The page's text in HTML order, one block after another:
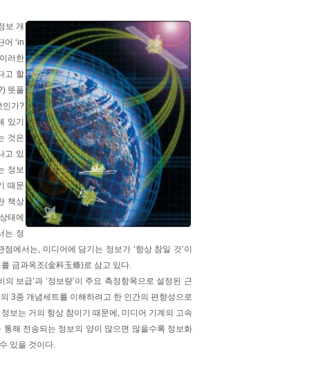
보 개
어 ‘in
러한
고 할
뜻풀
인가?
있기
것은
고 있
정보
때문
책상
태에
는 정
에서는, 미디어에 담기는 정보가 ‘항상 참일 것’이
금과옥조(金科玉條)로 삼고 있다.
보급’과 ‘정보량’이 주요 측정항목으로 설정된 근
3종 개념세트를 이해하려고 한 인간의 편향성으로
보는 거의 항상 참이기 때문에, 미디어 기계의 고속
해 전송되는 정보의 양이 많으면 많을수록 정보화
있을 것이다.